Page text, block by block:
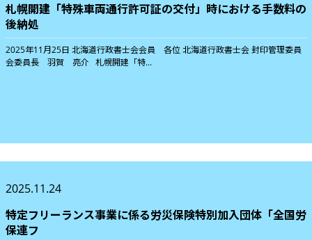
札幌開建「特殊車両通行許可証の交付」時における手数料の
後納処
2025年11月25日 北海道行政書士会会員 各位 北海道行政書士会 封印管理委員
会委員長 羽賀 亮介 札幌開建「特...
2025.11.24
特定フリーランス事業に係る労災保険特別加入団体「全国労
保連フ